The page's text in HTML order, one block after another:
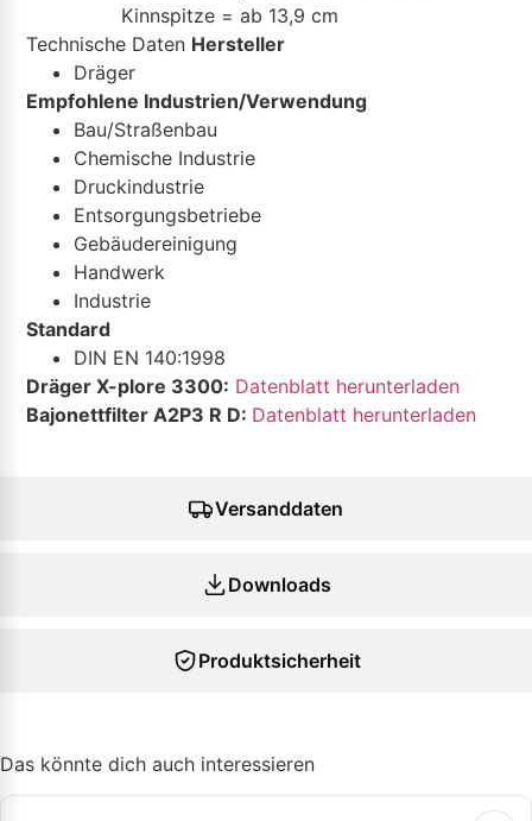
Versanddaten
Downloads
Produktsicherheit
Kinnspitze = ab 13,9 cm
Technische Daten Hersteller
Dräger
Empfohlene Industrien/Verwendung
Bau/Straßenbau
Chemische Industrie
Druckindustrie
Entsorgungsbetriebe
Gebäudereinigung
Handwerk
Industrie
Standard
DIN EN 140:1998
Dräger X-plore 3300: Datenblatt herunterladen
Bajonettfilter A2P3 R D: Datenblatt herunterladen
Das könnte dich auch interessieren